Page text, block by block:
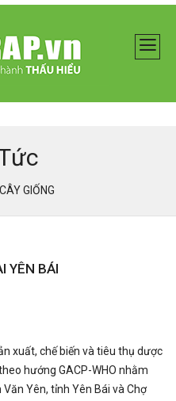
CÂY GIỐNG
YÊN BÁI
xuất, chế biến và tiêu thụ dược
hướng GACP-WHO nhằm
Yên, tỉnh Yên Bái và Chợ